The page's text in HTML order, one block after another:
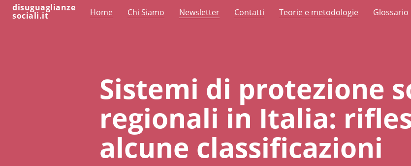
disuguaglianze
sociali.it Home Chi Siamo Newsletter Contatti Teorie e metodologie Glossario
Sistemi di protezione
regionali in Italia:
alcune classificazioni